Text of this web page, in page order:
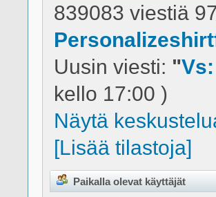
839083 viestiä
Uusin viesti: "
kello 17:00 )
Näytä
[Lisää tilastoja]
Paikalla olevat käyttäjät